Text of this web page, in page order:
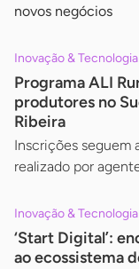
novos negócios
Inovação & Tecnologia
Programa ALI
produtores no
Ribeira
Inscrições seguem
realizado por
Inovação & Tecnologia
‘Start Digital’:
ao ecossistema